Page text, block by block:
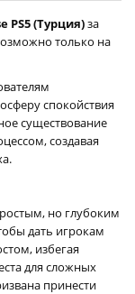
PS5 (Турция)за
только на
спокойствия
существование
создавая
но глубоким
дать игрокам
избегая
для сложных
принести